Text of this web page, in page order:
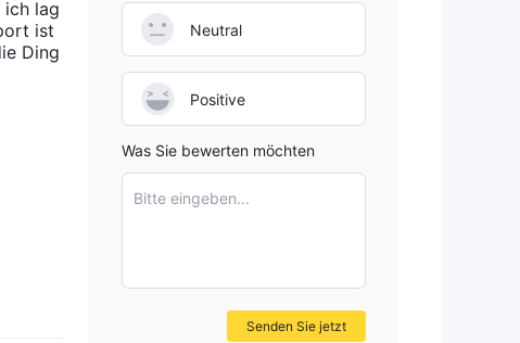
ich lag
ist
Ding
Neutral
Positive
Was Sie bewerten möchten
Bitte eingeben...
Senden Sie jetzt